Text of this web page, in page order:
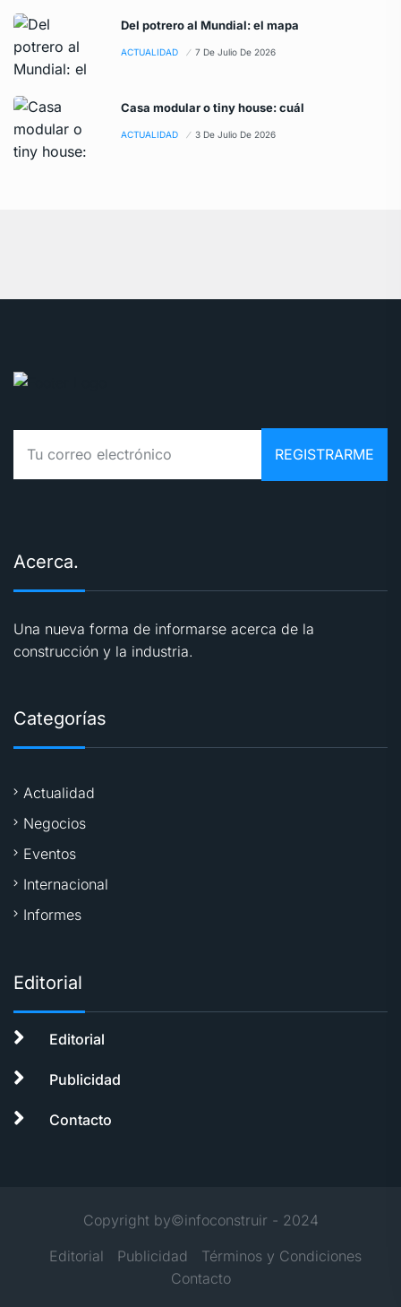
Del potrero al Mundial: el mapa
ACTUALIDAD 7 De Julio De 2026
Casa modular o tiny house: cuál
ACTUALIDAD 3 De Julio De 2026
Acerca.
Una nueva forma de informarse acerca de la
construcción y la industria.
Categorías
Actualidad
Negocios
Eventos
Internacional
Informes
Editorial
Editorial
Publicidad
Contacto
Copyright by©infoconstruir - 2024
Editorial
Publicidad
Términos y Condiciones
Contacto